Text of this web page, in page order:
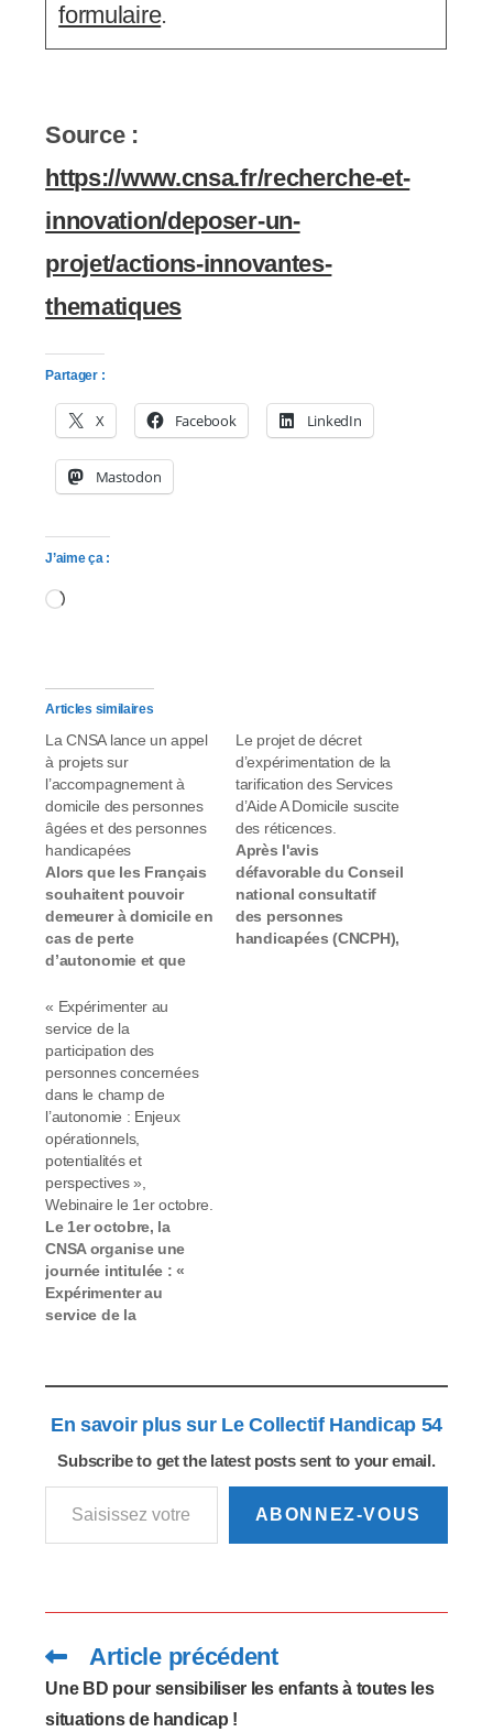
formulaire.
Source :
https://www.cnsa.fr/recherche-et-
innovation/deposer-un-
projet/actions-innovantes-
thematiques
Partager :
X Facebook LinkedIn
Mastodon
J’aime ça :
Chargement…
Articles similaires
La CNSA lance un appel
à projets sur
l’accompagnement à
domicile des personnes
âgées et des personnes
handicapées
Alors que les Français
souhaitent pouvoir
demeurer à domicile en
cas de perte
d’autonomie et que
personnes
handicapées ou âgées
en situation de perte
d’autonomie vivent à
domicile, la CNSA
lance un appel à
projets sur le thème de
l’accompagnement à
domicile. Elle entend
ainsi…
Le projet de décret
d’expérimentation de la
tarification des Services
d’Aide A Domicile suscite
des réticences.
Après l'avis
défavorable du Conseil
national consultatif
des personnes
handicapées (CNCPH),
« Expérimenter au
service de la
participation des
personnes concernées
dans le champ de
l’autonomie : Enjeux
opérationnels,
potentialités et
perspectives »,
Webinaire le 1er octobre.
Le 1er octobre, la
CNSA organise une
journée intitulée : «
Expérimenter au
service de la
opérationnels,
perspectives ».
L'objectif est de
partager les
En savoir plus sur Le Collectif Handicap 54
Subscribe to get the latest posts sent to your email.
Saisissez votre adresse e-mail…
ABONNEZ-VOUS
Read
more
articles
Article précédent
Une BD pour sensibiliser les enfants à toutes les
situations de handicap !